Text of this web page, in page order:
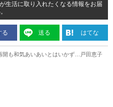
生活に取り入れたくなる情報をお届
る 送る はてな
開も和気あいあいとはいかず…戸田恵子